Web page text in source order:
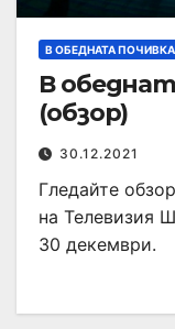
В ОБЕДНАТА ПОЧИВКА
В
(обзор)
30.12.2021
Гледайте
на Телевизия
30 декември.